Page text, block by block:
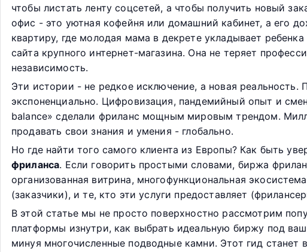
чтобы листать ленту соцсетей, а чтобы получить новый
офис - это уютная кофейня или домашний кабинет, а его
квартиру, где молодая мама в декрете укладывает
сайта крупного интернет-магазина. Она не теряет
независимость.
Эти истории - не редкое исключение, а новая
экспоненциально. Цифровизация, пандемийный опыт и
balance» сделали фриланс мощным мировым трендом.
продавать свои знания и умения - глобально.
Но где найти того самого клиента из Европы? Как быть
фриланса. Если говорить простыми словами, биржа
организованная витрина, многофункциональная
(заказчики), и те, кто эти услуги предоставляет
В этой статье мы не просто поверхностно рассмотрим
платформы изнутри, как выбрать идеальную биржу под
минуя многочисленные подводные камни. Этот гид